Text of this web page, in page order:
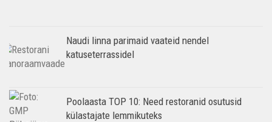
Naudi linna parimaid vaateid nendel
katuseterrassidel
Poolaasta TOP 10: Need restoranid osutusid
külastajate lemmikuteks